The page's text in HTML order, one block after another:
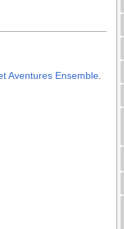
Aventures Ensemble